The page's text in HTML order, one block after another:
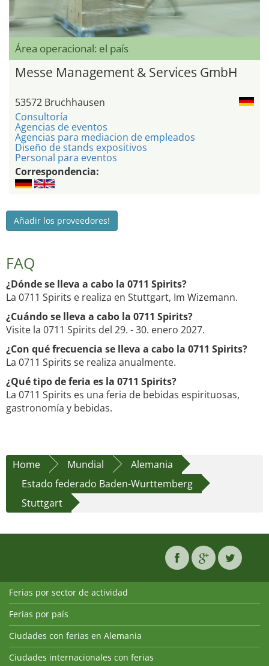
Área operacional: el país
Messe Management & Services GmbH
53572 Bruchhausen
Consultoría
Agencias de eventos
Agencias para mediacion de empleados
Diseño de stands expositivos
Personal para eventos
Correspondencia:
Añadir los proveedores!
FAQ
¿Dónde se lleva a cabo la 0711 Spirits?
La 0711 Spirits e realiza en Stuttgart, Im Wizemann.
¿Cuándo se lleva a cabo la 0711 Spirits?
Visite la 0711 Spirits del 29. - 30. enero 2027.
¿Con qué frecuencia se lleva a cabo la 0711 Spirits?
La 0711 Spirits se realiza anualmente.
¿Qué tipo de feria es la 0711 Spirits?
La 0711 Spirits es una feria de bebidas espirituosas,
gastronomía y bebidas.
Home Mundial
Alemania
Estado federado Baden-Wurttemberg
Stuttgart
Ferias por sector de actividad
Ferias por país
Ciudades con ferias en Alemania
Ciudades internacionales con ferias